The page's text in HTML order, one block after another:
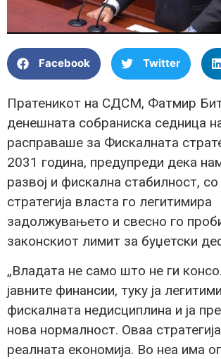
Facebook Twitter
Пратеникот на СДСМ, Фатмир
денешната собраниска седница
расправаше за Фискалната
2031 година, предупреди дека
развој и фискална стабилност,
стратегија власта го легитимира
задолжувањето и свесно го
законскиот лимит за буџетски
„Владата не само што не ги
јавните финансии, туку ја
фискалната недисциплина и ја
нова нормалност. Оваа
реалната економија. Во неа има